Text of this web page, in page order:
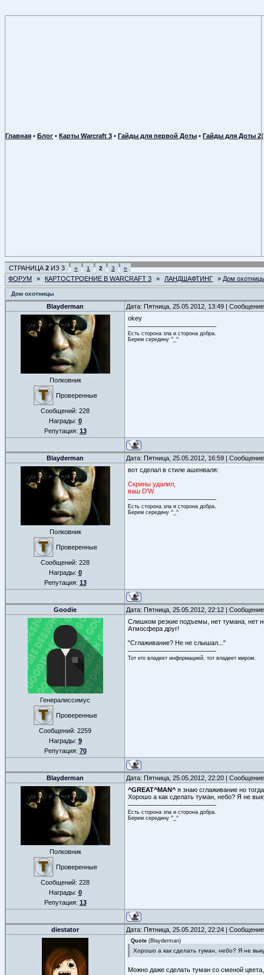
Главная • Блог • Карты Warcraft 3 • Гайды для первой Доты • Гайды для Доты 2
СТРАНИЦА 2 ИЗ 3 « 1 2 3 »
ФОРУМ » КАРТОСТРОЕНИЕ В WARCRAFT 3 » ЛАНДШАФТИНГ » Дом
Дом охотницы
Blayderman Дата: Пятница, 25.05.2012, 13:49 |
Полковник
Проверенные
Сообщений: 228
Награды: 0
Репутация: 13
okey
Есть сторона зла и сторона добра.
Берем середину ^_^
Blayderman Дата: Пятница, 25.05.2012, 16:59 |
Полковник
Проверенные
Сообщений: 228
Награды: 0
Репутация: 13
вот сделал в стиле ашенваля:
Скрины удалил,
ваш D'W
Есть сторона зла и сторона добра.
Берем середину ^_^
Goodie Дата: Пятница, 25.05.2012, 22:12 |
Генералиссимус
Проверенные
Сообщений: 2259
Награды: 9
Репутация: 70
Слишком резкие подъемы, нет тумана, нет
Атмосфера друг!
"Сглаживание? Не не слышал..."
Тот кто владеет информацией, тот владеет миром.
Blayderman Дата: Пятница, 25.05.2012, 22:20 |
Полковник
Проверенные
Сообщений: 228
Награды: 0
Репутация: 13
^GREAT^MAN^ я знаю сглаживание но
Хорошо а как сделать туман, небо? Я не
Есть сторона зла и сторона добра.
Берем середину ^_^
diestator Дата: Пятница, 25.05.2012, 22:24 |
Quote (Blayderman)
Хорошо а как сделать туман, небо? Я не
Можно даже сделать туман со сменой